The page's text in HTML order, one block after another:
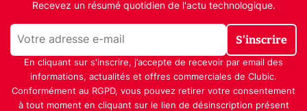
Recevez un résumé quotidien de l'actu technologique.
S'inscrire
En cliquant sur s'inscrire, j’accepte de recevoir par email des
informations, actualités et offres commerciales de Clubic.
Conformément au RGPD, vous pouvez retirer votre consentement
à tout moment en cliquant sur le lien de désinscription présent